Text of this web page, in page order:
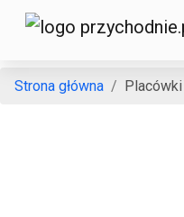
Strona główna Placówki